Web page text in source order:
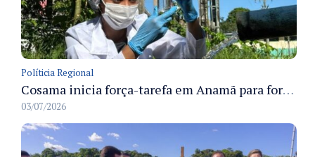
Políticia Regional
Cosama inicia força-tarefa em Anamã para fortalecer abastecimento de água e segurança hídrica da população
03/07/2026